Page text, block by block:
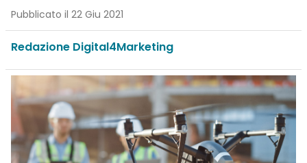
Pubblicato il 22 Giu 2021
Redazione Digital4Marketing